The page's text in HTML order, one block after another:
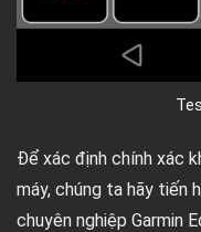
Để xác định chính xác
máy, chúng ta hãy tiến
chuyên nghiệp Garmin